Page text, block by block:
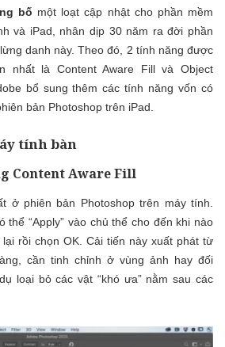
bố một loạt cập nhật cho phần mềm
và iPad, nhân dịp 30 năm ra đời phần
danh này. Theo đó, 2 tính năng được
nhất là Content Aware Fill và Object
bổ sung thêm các tính năng vốn có
bản Photoshop trên iPad.
tính bàn
Content Aware Fill
ở phiên bản Photoshop trên máy tính.
thể “Apply” vào chủ thể cho đến khi nào
rồi chọn OK. Cải tiến này xuất phát từ
cần tinh chỉnh ở vùng ảnh hay đối
loại bỏ các vật “khó ưa” nằm sau các